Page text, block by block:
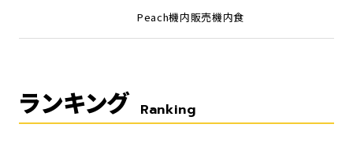
Peach機内販売機内食
ランキング Ranking